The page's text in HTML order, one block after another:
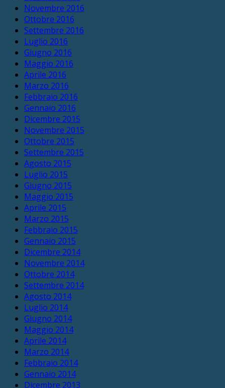
Novembre 2016
Ottobre 2016
Settembre 2016
Luglio 2016
Giugno 2016
Maggio 2016
Aprile 2016
Marzo 2016
Febbraio 2016
Gennaio 2016
Dicembre 2015
Novembre 2015
Ottobre 2015
Settembre 2015
Agosto 2015
Luglio 2015
Giugno 2015
Maggio 2015
Aprile 2015
Marzo 2015
Febbraio 2015
Gennaio 2015
Dicembre 2014
Novembre 2014
Ottobre 2014
Settembre 2014
Agosto 2014
Luglio 2014
Giugno 2014
Maggio 2014
Aprile 2014
Marzo 2014
Febbraio 2014
Gennaio 2014
Dicembre 2013